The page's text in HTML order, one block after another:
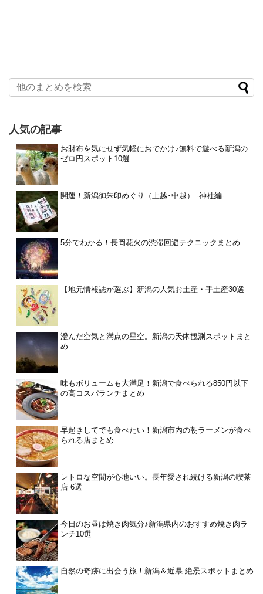
人気の記事
お財布を気にせず気軽におでかけ♪無料で遊べる新潟の
ゼロ円スポット10選
開運！新潟御朱印めぐり（上越･中越） -神社編-
5分でわかる！長岡花火の渋滞回避テクニックまとめ
【地元情報誌が選ぶ】新潟の人気お土産・手土産30選
澄んだ空気と満点の星空。新潟の天体観測スポットまと
め
味もボリュームも大満足！新潟で食べられる850円以下
の高コスパランチまとめ
早起きしてでも食べたい！新潟市内の朝ラーメンが食べ
られる店まとめ
レトロな空間が心地いい。長年愛され続ける新潟の喫茶
店 6選
今日のお昼は焼き肉気分♪新潟県内のおすすめ焼き肉ラ
ンチ10選
自然の奇跡に出会う旅！新潟＆近県 絶景スポットまとめ